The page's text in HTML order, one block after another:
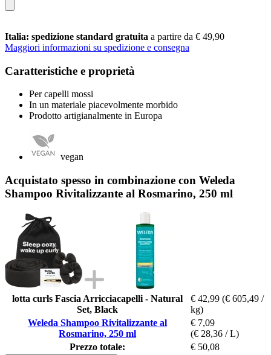
Italia: spedizione standard gratuita a partire da € 49,90
Maggiori informazioni su spedizione e consegna
Caratteristiche e proprietà
Per capelli mossi
In un materiale piacevolmente morbido
Prodotto artigianalmente in Europa
vegan
Acquistato spesso in combinazione con Weleda
Shampoo Rivitalizzante al Rosmarino, 250 ml
lotta curls Fascia Arricciacapelli - Natural
Set, Black
€ 42,99 (€ 605,49 /
kg)
Weleda Shampoo Rivitalizzante al
Rosmarino, 250 ml
€ 7,09
(€ 28,36 / L)
Prezzo totale:
€ 50,08